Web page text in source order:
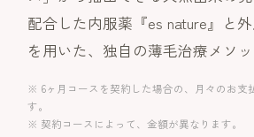
配合した内服薬『es nature』と外
を用いた、独自の薄毛治療メソッ
※ 6ヶ月コースを契約した場合の、月々のお支
す。
※ 契約コースによって、金額が異なります。